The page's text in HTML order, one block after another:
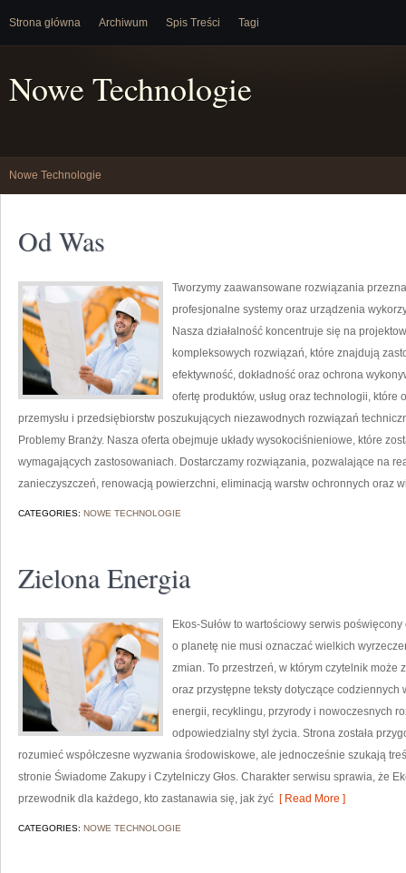
Strona główna Archiwum Spis Treści Tagi
Nowe Technologie
Nowe Technologie
Od Was
Tworzymy zaawansowane rozwiązania
profesjonalne systemy oraz urządzenia
Nasza działalność koncentruje się na
kompleksowych rozwiązań, które znajdują
efektywność, dokładność oraz ochrona
ofertę produktów, usług oraz technologii,
przemysłu i przedsiębiorstw poszukujących niezawodnych rozwiązań
Problemy Branży. Nasza oferta obejmuje układy wysokociśnieniowe, które
wymagających zastosowaniach. Dostarczamy rozwiązania, pozwalające na
zanieczyszczeń, renowacją powierzchni, eliminacją warstw ochronnych oraz
CATEGORIES: NOWE TECHNOLOGIE
Zielona Energia
Ekos-Sułów to wartościowy serwis
o planetę nie musi oznaczać wielkich
zmian. To przestrzeń, w którym czytelnik
oraz przystępne teksty dotyczące
energii, recyklingu, przyrody i nowoczesnych
odpowiedzialny styl życia. Strona została
rozumieć współczesne wyzwania środowiskowe, ale jednocześnie szukają
stronie Świadome Zakupy i Czytelniczy Głos. Charakter serwisu sprawia, że
przewodnik dla każdego, kto zastanawia się, jak żyć [ Read More ]
CATEGORIES: NOWE TECHNOLOGIE